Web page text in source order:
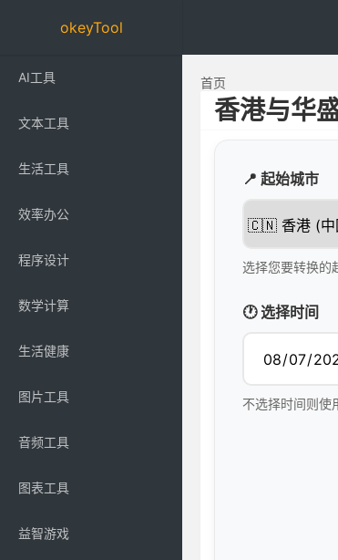
okeyTool
AI工具
文本工具
生活工具
效率办公
程序设计
数学计算
生活健康
图片工具
音频工具
图表工具
益智游戏
首页
香港与华
📍 起始城市
选择您要转换的
🕐 选择时间
不选择时间则使